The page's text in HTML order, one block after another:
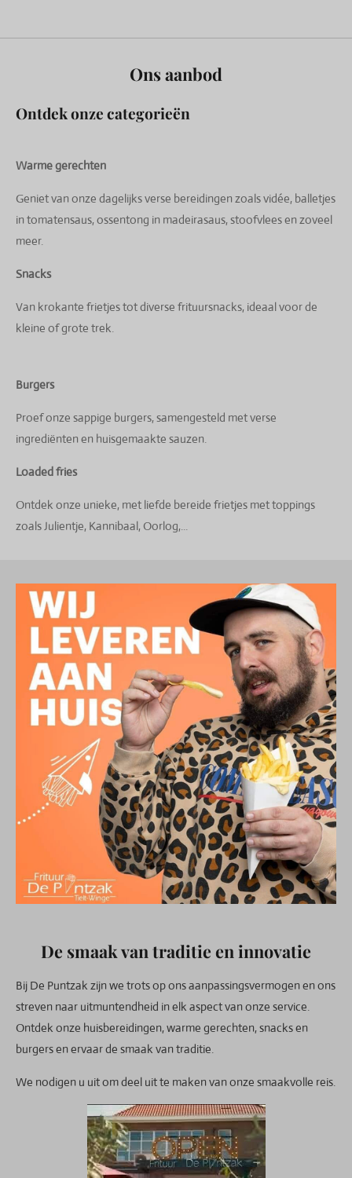
Ons aanbod
Ontdek onze categorieën
Warme gerechten
Geniet van onze dagelijks verse bereidingen zoals vidée, balletjes
in tomatensaus, ossentong in madeirasaus, stoofvlees en zoveel
meer.
Snacks
Van krokante frietjes tot diverse frituursnacks, ideaal voor de
kleine of grote trek.
Burgers
Proef onze sappige burgers, samengesteld met verse
ingrediënten en huisgemaakte sauzen.
Loaded fries
Ontdek onze unieke, met liefde bereide frietjes met toppings
zoals Julientje, Kannibaal, Oorlog,...
De smaak van traditie en innovatie
Bij De Puntzak zijn we trots op ons aanpassingsvermogen en ons
streven naar uitmuntendheid in elk aspect van onze service.
Ontdek onze huisbereidingen, warme gerechten, snacks en
burgers en ervaar de smaak van traditie.
We nodigen u uit om deel uit te maken van onze smaakvolle reis.